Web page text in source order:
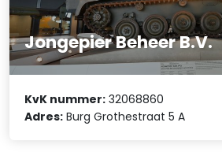
Jongepier Beheer B.V.
KvK nummer: 32068860
Adres: Burg Grothestraat 5 A